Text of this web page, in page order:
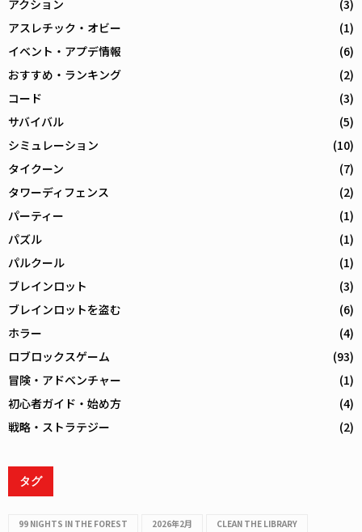
アクション
(3)
アスレチック・オビー
(1)
イベント・アプデ情報
(6)
おすすめ・ランキング
(2)
コード
(3)
サバイバル
(5)
シミュレーション
(10)
タイクーン
(7)
タワーディフェンス
(2)
パーティー
(1)
パズル
(1)
パルクール
(1)
ブレインロット
(3)
ブレインロットを盗む
(6)
ホラー
(4)
ロブロックスゲーム
(93)
冒険・アドベンチャー
(1)
初心者ガイド・始め方
(4)
戦略・ストラテジー
(2)
タグ
99 NIGHTS IN THE FOREST 2026年2月 CLEAN THE LIBRARY